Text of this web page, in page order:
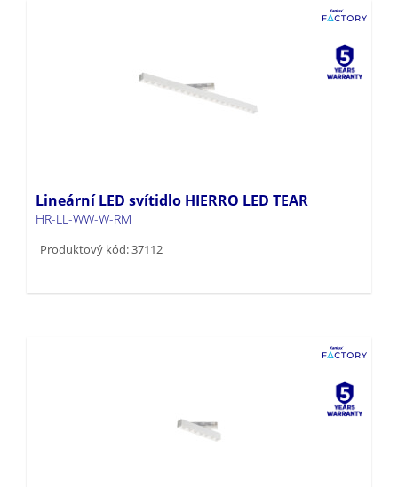
Lineární LED svítidlo HIERRO LED TEAR
HR-LL-WW-W-RM
Produktový kód: 37112